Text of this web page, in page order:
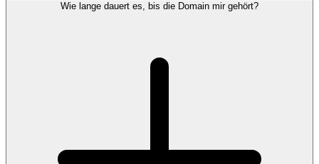
Wie lange dauert es, bis die Domain mir gehört?